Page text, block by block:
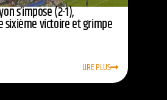
s’impose (2-1),
sixième victoire et grimpe
LIRE PLUS